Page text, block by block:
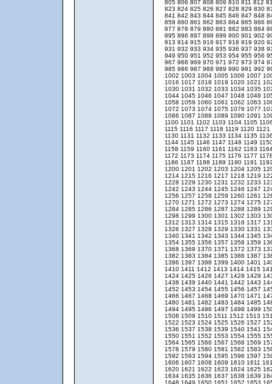
805 806 807 808 809 810 811 812
823 824 825 826 827 828 829 830
841 842 843 844 845 846 847 848
859 860 861 862 863 864 865 866
877 878 879 880 881 882 883 884
895 896 897 898 899 900 901 902
913 914 915 916 917 918 919 920
931 932 933 934 935 936 937 938
949 950 951 952 953 954 955 956
967 968 969 970 971 972 973 974
985 986 987 988 989 990 991 992
1002 1003 1004 1005 1006 1007
1016 1017 1018 1019 1020 1021
1030 1031 1032 1033 1034 1035
1044 1045 1046 1047 1048 1049
1058 1059 1060 1061 1062 1063
1072 1073 1074 1075 1076 1077
1086 1087 1088 1089 1090 1091
1100 1101 1102 1103 1104 1105
1115 1116 1117 1118 1119 1120 1121
1130 1131 1132 1133 1134 1135
1144 1145 1146 1147 1148 1149
1158 1159 1160 1161 1162 1163
1172 1173 1174 1175 1176 1177
1186 1187 1188 1189 1190 1191
1200 1201 1202 1203 1204 1205
1214 1215 1216 1217 1218 1219
1228 1229 1230 1231 1232 1233
1242 1243 1244 1245 1246 1247
1256 1257 1258 1259 1260 1261
1270 1271 1272 1273 1274 1275
1284 1285 1286 1287 1288 1289
1298 1299 1300 1301 1302 1303
1312 1313 1314 1315 1316 1317
1326 1327 1328 1329 1330 1331
1340 1341 1342 1343 1344 1345
1354 1355 1356 1357 1358 1359
1368 1369 1370 1371 1372 1373
1382 1383 1384 1385 1386 1387
1396 1397 1398 1399 1400 1401
1410 1411 1412 1413 1414 1415
1424 1425 1426 1427 1428 1429
1438 1439 1440 1441 1442 1443
1452 1453 1454 1455 1456 1457
1466 1467 1468 1469 1470 1471
1480 1481 1482 1483 1484 1485
1494 1495 1496 1497 1498 1499
1508 1509 1510 1511 1512 1513
1522 1523 1524 1525 1526 1527
1536 1537 1538 1539 1540 1541
1550 1551 1552 1553 1554 1555
1564 1565 1566 1567 1568 1569
1578 1579 1580 1581 1582 1583
1592 1593 1594 1595 1596 1597
1606 1607 1608 1609 1610 1611
1620 1621 1622 1623 1624 1625
1634 1635 1636 1637 1638 1639